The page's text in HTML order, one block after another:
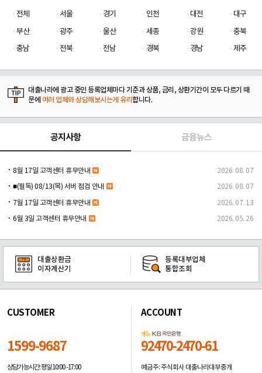
전체 서울 경기 인천 대전
대구
부산
광주 울산 세종 강원
충북
충남
전북 전남 경북 경남 제주
대출나라에 광고 중인 등록업체마다 기준과 상품, 금리, 상환기간이 모두 다르기 때
문에 여러 업체와 상담해보시는게 유리합니다.
공지사항 금융뉴스
8월 17일 고객센터 휴무안내 2026. 08. 07
■(필독) 08/13(목) 서버 점검 안내 2026. 08. 07
7월 17일 고객센터 휴무안내 2026. 07. 13
6월 3일 고객센터 휴무안내 2026. 05. 26
대출상환금
이자계산기
등록대부업체
통합조회
CUSTOMER
1599-9687
상담가능시간: 평일10:00 -17:00
ACCOUNT
92470-2470-61
예금주: 주식회사 대출나라대부중개